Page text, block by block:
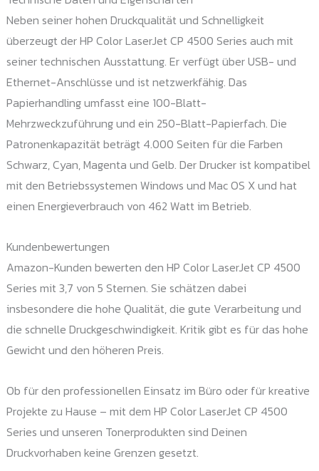
Neben seiner hohen Druckqualität und Schnelligkeit
überzeugt der HP Color LaserJet CP 4500 Series auch mit
seiner technischen Ausstattung. Er verfügt über USB- und
Ethernet-Anschlüsse und ist netzwerkfähig. Das
Papierhandling umfasst eine 100-Blatt-
Mehrzweckzuführung und ein 250-Blatt-Papierfach. Die
Patronenkapazität beträgt 4.000 Seiten für die Farben
Schwarz, Cyan, Magenta und Gelb. Der Drucker ist kompatibel
mit den Betriebssystemen Windows und Mac OS X und hat
einen Energieverbrauch von 462 Watt im Betrieb.
Kundenbewertungen
Amazon-Kunden bewerten den HP Color LaserJet CP 4500
Series mit 3,7 von 5 Sternen. Sie schätzen dabei
insbesondere die hohe Qualität, die gute Verarbeitung und
die schnelle Druckgeschwindigkeit. Kritik gibt es für das hohe
Gewicht und den höheren Preis.
Ob für den professionellen Einsatz im Büro oder für kreative
Projekte zu Hause – mit dem HP Color LaserJet CP 4500
Series und unseren Tonerprodukten sind Deinen
Druckvorhaben keine Grenzen gesetzt.